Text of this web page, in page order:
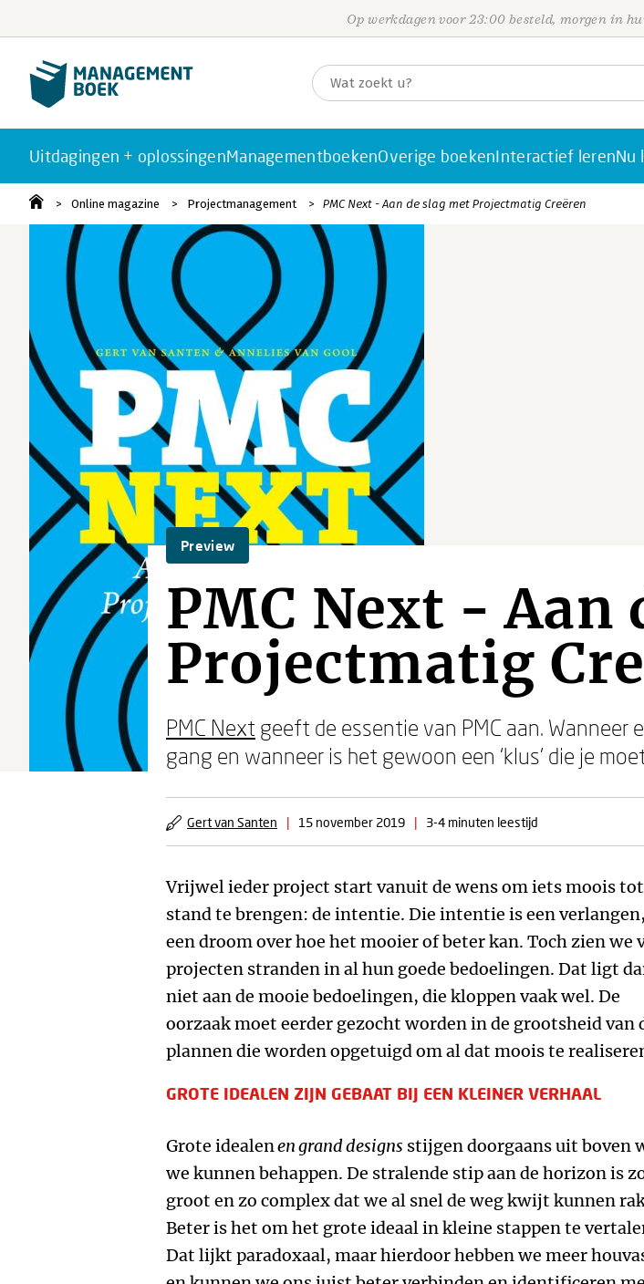
Op werkdagen voor 23:00 besteld, morgen in
Uitdagingen + oplossingenManagementboekenOverige boekenInteractief lerenNu
Online magazine Projectmanagement PMC Next - Aan de slag met Projectmatig Creëren
Preview
PMC Next - Aan
Projectmatig
PMC Next geeft de essentie van PMC aan.
gang en wanneer is het gewoon een ‘klus' die je
Gert van Santen | 15 november 2019 | 3-4 minuten leestijd
Vrijwel ieder project start vanuit de wens om iets moois tot
stand te brengen: de intentie. Die intentie is een
een droom over hoe het mooier of beter kan. Toch zien we
projecten stranden in al hun goede bedoelingen. Dat ligt
niet aan de mooie bedoelingen, die kloppen vaak wel. De
oorzaak moet eerder gezocht worden in de grootsheid van
plannen die worden opgetuigd om al dat moois te
GROTE IDEALEN ZIJN GEBAAT BIJ EEN KLEINER VERHAAL
Grote idealenen grand designs stijgen doorgaans uit boven
we kunnen behappen. De stralende stip aan de horizon is
groot en zo complex dat we al snel de weg kwijt kunnen
Beter is het om het grote ideaal in kleine stappen te
Dat lijkt paradoxaal, maar hierdoor hebben we meer